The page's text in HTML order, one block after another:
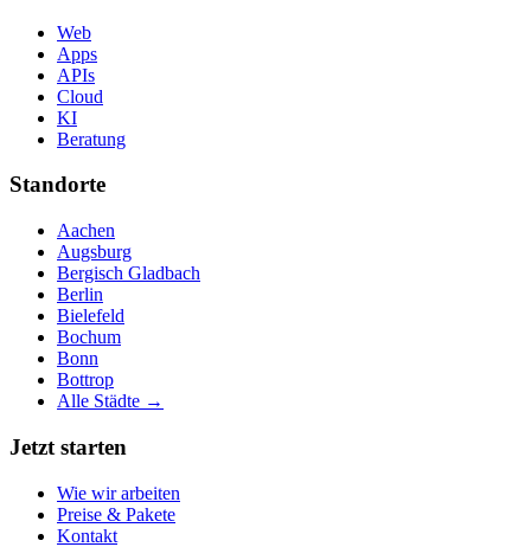
Web
Apps
APIs
Cloud
KI
Beratung
Standorte
Aachen
Augsburg
Bergisch Gladbach
Berlin
Bielefeld
Bochum
Bonn
Bottrop
Alle Städte →
Jetzt starten
Wie wir arbeiten
Preise & Pakete
Kontakt